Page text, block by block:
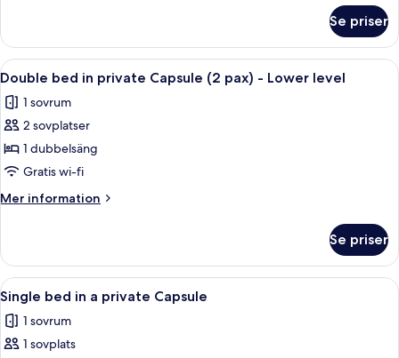
Shared
Bathroom
Bed
Private
Room
Shared
Bathroom
Se priser
Öppna
alla
foton
för
Double
bed
in
private
(2
pax)
-
Lower
level
En korridor med en röd matta, vita
11
Double bed in private Capsule (2 pax) - Lower level
1 sovrum
2 sovplatser
1 dubbelsäng
Gratis wi-fi
Mer information
Mer
bed
in
private
Capsule
(2
pax)
Se priser
Öppna
alla
foton
för
En våningssäng med en träram och
6
Single bed in a private Capsule
1 sovrum
1 sovplats